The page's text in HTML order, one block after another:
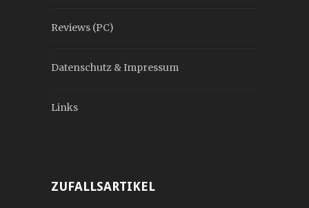
Reviews (PC)
Datenschutz & Impressum
Links
ZUFALLSARTIKEL